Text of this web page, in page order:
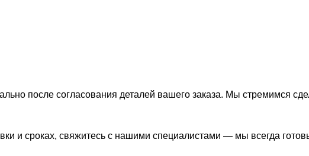
после согласования деталей вашего заказа. Мы стремимся
и сроках, свяжитесь с нашими специалистами — мы всегда